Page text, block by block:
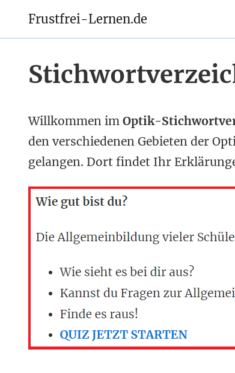
Frustfrei-Lernen.de
Willkommen im Optik-
den verschiedenen Gebieten der
gelangen. Dort findet Ihr